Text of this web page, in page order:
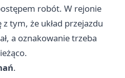
robót. W rejonie
tym, że układ przejazdu
a oznakowanie trzeba
.